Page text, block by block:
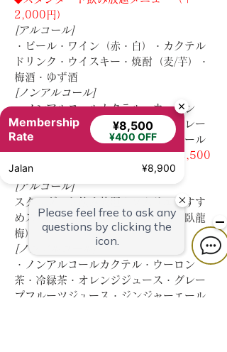
2,000円）
[アルコール]
・ビール・ワイン（赤・白）・カクテル
ドリンク・ウイスキー・焼酎（麦/芋）・
梅酒・ゆず酒
[ノンアルコール]
・ノンアルコールカクテル・ウーロン
茶・冷緑茶・オレンジジュース・グレー
プフルーツジュース・ジンジャーエール
◆プレミアム飲み放題メニュー（+2,500
円）
[アルコール]
スタンダード飲み放題＋ソムリエおすす
めスパークリングワイン・日本酒（臥龍
梅）
[ノンアルコール]
・ノンアルコールカクテル・ウーロン
茶・冷緑茶・オレンジジュース・グレー
プフルーツジュース・ジンジャーエール
Membership
Rate
¥8,500
¥400 OFF
Jalan ¥8,900